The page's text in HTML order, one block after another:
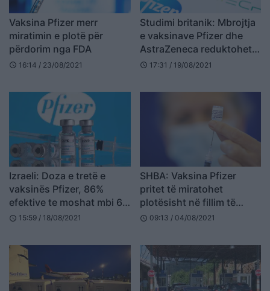
Vaksina Pfizer merr
miratimin e plotë për
përdorim nga FDA
schedule 16:14 / 23/08/2021
Studimi britanik: Mbrojtja
e vaksinave Pfizer dhe
AstraZeneca reduktohet
pas 90 ditësh
schedule 17:31 / 19/08/2021
Izraeli: Doza e tretë e
vaksinës Pfizer, 86%
efektive te moshat mbi 60
vjeç
schedule 15:59 / 18/08/2021
SHBA: Vaksina Pfizer
pritet të miratohet
plotësisht në fillim të
shtatorit
schedule 09:13 / 04/08/2021